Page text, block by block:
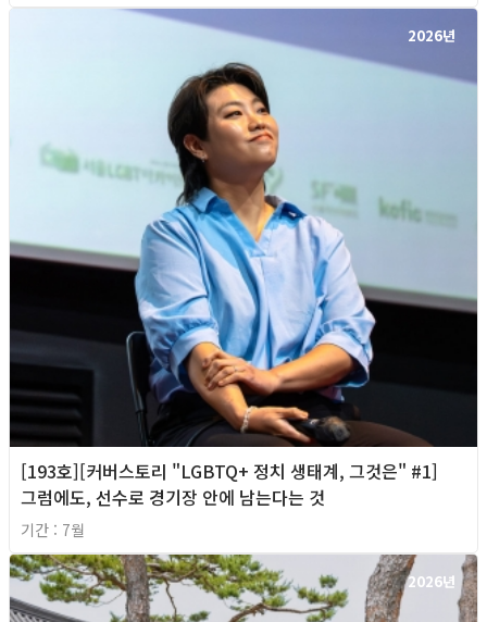
2026년
[193호][커버스토리 "LGBTQ+ 정치 생태계, 그것은" #1]
그럼에도, 선수로 경기장 안에 남는다는 것
기간 : 7월
2026년